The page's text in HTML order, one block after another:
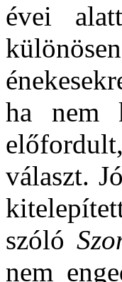
évei
ha nem
választ.
szóló
nem